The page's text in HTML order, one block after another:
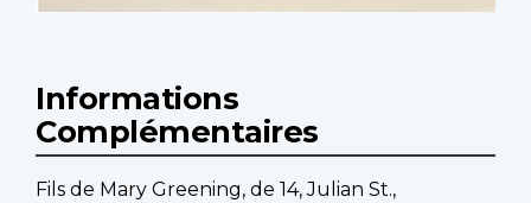
Informations
Complémentaires
Fils de Mary Greening, de 14, Julian St.,